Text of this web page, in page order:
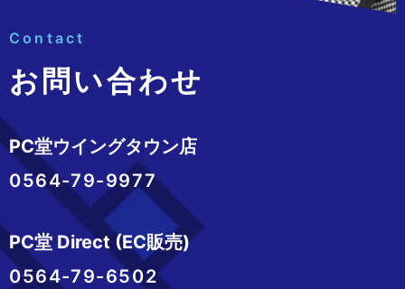
Contact
お問い合わせ
PC堂ウイングタウン店
0564-79-9977
PC堂 Direct (EC販売)
0564-79-6502